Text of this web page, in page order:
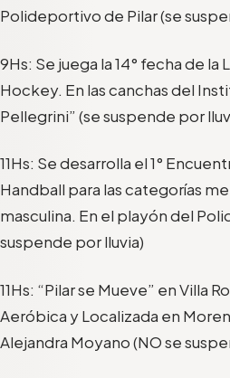
Polideportivo de Pilar (se
9Hs: Se juega la 14° fecha de la
Hockey. En las canchas del
Pellegrini” (se suspende por
11Hs: Se desarrolla el 1°
Handball para las categorías
masculina. En el playón del
suspende por lluvia)
11Hs: “Pilar se Mueve” en Villa
Aeróbica y Localizada en
Alejandra Moyano (NO se